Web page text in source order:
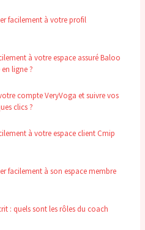
facilement à votre profil
à votre espace assuré Baloo
ligne ?
compte VeryVoga et suivre vos
clics ?
à votre espace client Cmip
facilement à son espace membre
: quels sont les rôles du coach